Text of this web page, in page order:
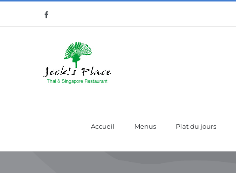
Accueil Menus Plat du jours